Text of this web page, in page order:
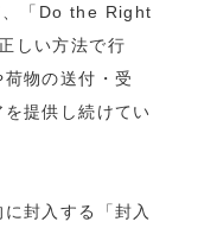
、「Do the Right
しい方法で行
物の送付・受
提供し続けてい
封入する「封入